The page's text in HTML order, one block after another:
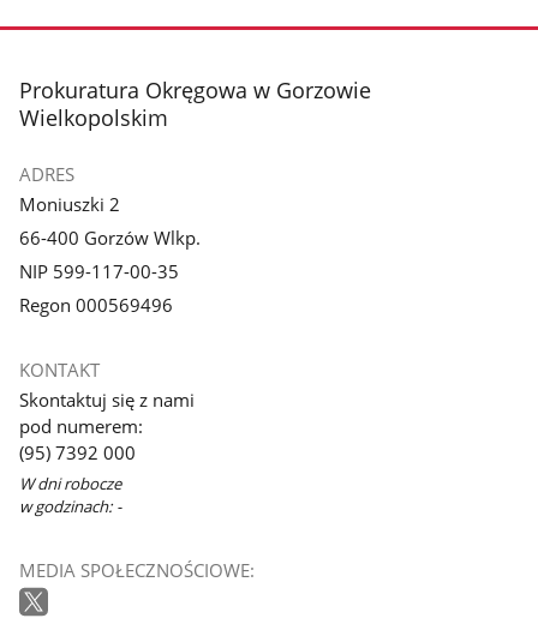
stopka
Prokuratura Okręgowa w Gorzowie
Wielkopolskim
ADRES
Moniuszki 2
66-400 Gorzów Wlkp.
NIP 599-117-00-35
Regon 000569496
KONTAKT
Skontaktuj się z nami
pod numerem:
(95) 7392 000
W dni robocze
w godzinach: -
MEDIA SPOŁECZNOŚCIOWE: